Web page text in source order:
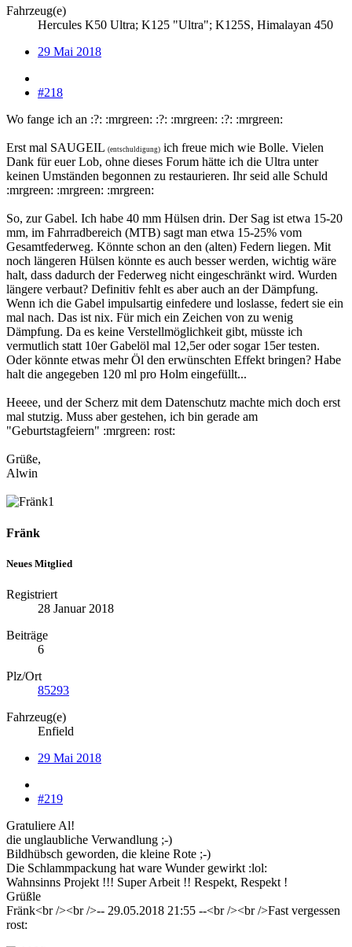
Fahrzeug(e)
Hercules K50 Ultra; K125 "Ultra"; K125S, Himalayan 450
29 Mai 2018
#218
Wo fange ich an :?: :mrgreen: :?: :mrgreen: :?: :mrgreen:
Erst mal SAUGEIL (entschuldigung) ich freue mich wie Bolle. Vielen
Dank für euer Lob, ohne dieses Forum hätte ich die Ultra unter
keinen Umständen begonnen zu restaurieren. Ihr seid alle Schuld
:mrgreen: :mrgreen: :mrgreen:
So, zur Gabel. Ich habe 40 mm Hülsen drin. Der Sag ist etwa 15-20
mm, im Fahrradbereich (MTB) sagt man etwa 15-25% vom
Gesamtfederweg. Könnte schon an den (alten) Federn liegen. Mit
noch längeren Hülsen könnte es auch besser werden, wichtig wäre
halt, dass dadurch der Federweg nicht eingeschränkt wird. Wurden
längere verbaut? Definitiv fehlt es aber auch an der Dämpfung.
Wenn ich die Gabel impulsartig einfedere und loslasse, federt sie ein
mal nach. Das ist nix. Für mich ein Zeichen von zu wenig
Dämpfung. Da es keine Verstellmöglichkeit gibt, müsste ich
vermutlich statt 10er Gabelöl mal 12,5er oder sogar 15er testen.
Oder könnte etwas mehr Öl den erwünschten Effekt bringen? Habe
halt die angegeben 120 ml pro Holm eingefüllt...
Heeee, und der Scherz mit dem Datenschutz machte mich doch erst
mal stutzig. Muss aber gestehen, ich bin gerade am
"Geburtstagfeiern" :mrgreen: rost:
Grüße,
Alwin
Fränk
Neues Mitglied
Registriert
28 Januar 2018
Beiträge
6
Plz/Ort
85293
Fahrzeug(e)
Enfield
29 Mai 2018
#219
Gratuliere Al!
die unglaubliche Verwandlung ;-)
Bildhübsch geworden, die kleine Rote ;-)
Die Schlammpackung hat ware Wunder gewirkt :lol:
Wahnsinns Projekt !!! Super Arbeit !! Respekt, Respekt !
Grüßle
Fränk<br /><br />-- 29.05.2018 21:55 --<br /><br />Fast vergessen
rost: